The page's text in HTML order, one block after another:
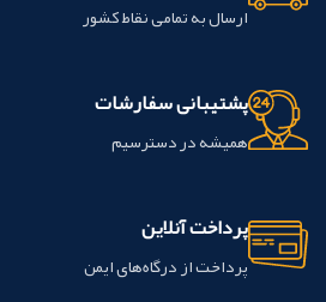
تیوپ خمیر بیس و یک تیوپ خمیر هاردنر
و صفحه اختلاط می باشد. خمیر
هاردنر(محتوی اوژنول و رزین):30گرم
این محصول ساخت شرکت داروسازی
گلچای کشور ایران می باشد.
ارسال به تمامی نقاط کشور
پشتیبانی سفارشات
همیشه در دسترسیم
پرداخت آنلاین
پرداخت از درگاه‌های ایمن